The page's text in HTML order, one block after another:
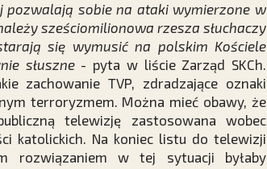
pozwalają sobie na ataki wymierzone w
sześciomilionowa rzesza słuchaczy
się wymusić na polskim Kościele
słuszne- pyta w liście Zarząd SKCh.
zachowanie TVP, zdradzające oznaki
terroryzmem. Można mieć obawy, że
telewizję zastosowana wobec
katolickich. Na koniec listu do telewizji
rozwiązaniem w tej sytuacji byłaby